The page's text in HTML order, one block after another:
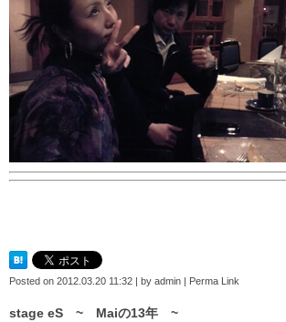
Posted on 2012.03.20 11:32 | by admin | Perma Link
stage eS ~ Maiの13年 ~